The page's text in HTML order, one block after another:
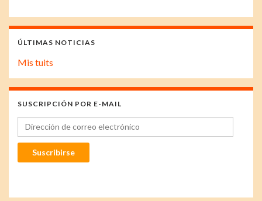
ÚLTIMAS NOTICIAS
Mis tuits
SUSCRIPCIÓN POR E-MAIL
Dirección de correo electrónico
Suscribirse